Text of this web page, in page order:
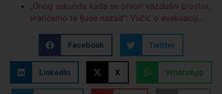
„Onog sekunda kada se otvori vazdušni prostor,
vratićemo te ljude nazad“: Vučić o evakuaciji…
Facebook Twitter
LinkedIn X WhatsApp